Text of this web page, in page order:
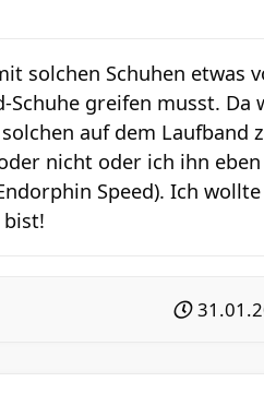
solchen Schuhen etwas
greifen musst. Da
auf dem Laufband
nicht oder ich ihn
Speed). Ich
bist!